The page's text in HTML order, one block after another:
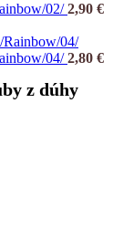
02/2,90 €
04/2,80 €
z dúhy